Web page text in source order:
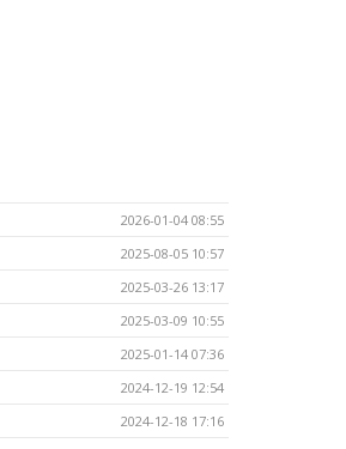
2026-01-04 08:55
2025-08-05 10:57
2025-03-26 13:17
2025-03-09 10:55
2025-01-14 07:36
2024-12-19 12:54
2024-12-18 17:16